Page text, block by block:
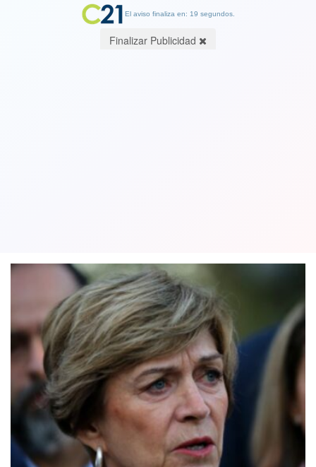
El aviso finaliza en: 19 segundos.
Finalizar Publicidad